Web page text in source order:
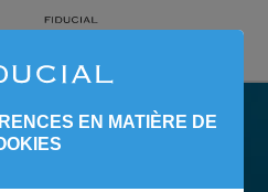
EN MATIÈRE DE